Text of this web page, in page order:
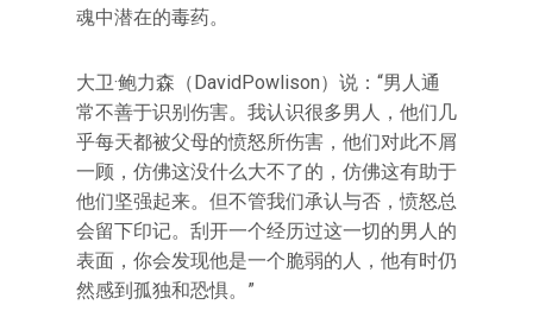
魂中潜在的毒药。
大卫·鲍力森（DavidPowlison）说：“男人通
常不善于识别伤害。我认识很多男人，他们几
乎每天都被父母的愤怒所伤害，他们对此不屑
一顾，仿佛这没什么大不了的，仿佛这有助于
他们坚强起来。但不管我们承认与否，愤怒总
会留下印记。刮开一个经历过这一切的男人的
表面，你会发现他是一个脆弱的人，他有时仍
然感到孤独和恐惧。”